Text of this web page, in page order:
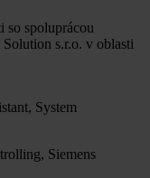
so spoluprácou
s.r.o. v oblasti
System